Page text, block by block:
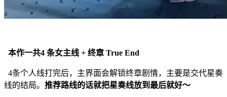
本作一共4 条女主线 + 终章 True End
4条个人线打完后，主界面会解锁终章剧情，主要是交代星奏
线的结局。 推荐路线的话就把星奏线放到最后就好～